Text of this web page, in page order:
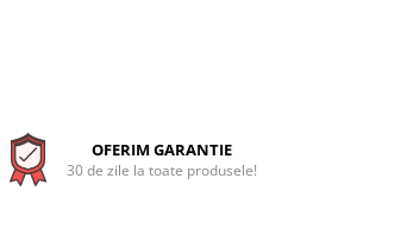
OFERIM GARANTIE
30 de zile la toate produsele!